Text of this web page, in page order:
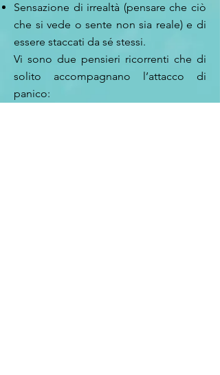
Sensazione di irrealtà (pensare che ciò
che si vede o sente non sia reale) e di
essere staccati da sé stessi.
Vi sono due pensieri ricorrenti che di
solito accompagnano l’attacco di
panico: